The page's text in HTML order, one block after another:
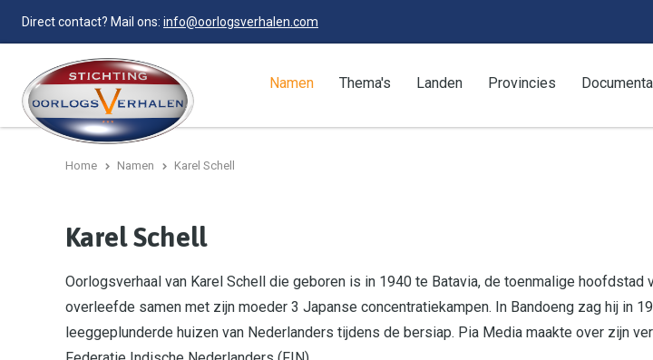
Direct contact? Mail ons: info@oorlogsverhalen.com
Namen Thema's Landen Provincies
Home Namen Karel Schell
Karel Schell
Oorlogsverhaal van Karel Schell die geboren is in 1940 te Batavia, de toenmalige hoofdstad
overleefde samen met zijn moeder 3 Japanse concentratiekampen. In Bandoeng zag hij in
leeggeplunderde huizen van Nederlanders tijdens de bersiap. Pia Media maakte over zijn